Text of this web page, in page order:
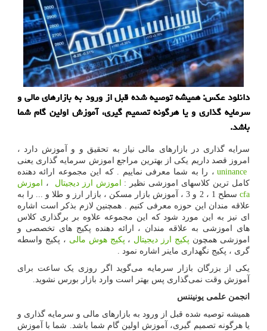
دانلود عكس: همیشه توصیه شده قبل از ورود به بازارهای مالی و
سرمایه گذاری و یا هرگونه تصمیم گیری، آموزش اولین گام شما
باشد.
سرایه گذاری در بازارهای مالی نیاز به تحقیق و و آموزش دارد ،
امروز قصد داریم یکی از بهترین مراجع اموزش سرمایه گذاری یعنی
uninance ، را به شما معرفی نماییم . که این مجموعه ارائه دهنده
کامل ترین کلاسهای اموزشی نظیر :
اموزش ارز دیجیتال ،
اموزش
cfa
سطح 1 ، 2 و 3 ، آموزش بازار مسکن ، بازار ارز و طلا و ... را به
علاقه مندان این حوزه معرفی کنیم . همچنین لازم بذکر است اشاره
ای نیز به این مورد شود که این مجموعه علاوه بر برگذاری کلاس
های اموزشی به علاقه مندان ، ارائه دهنده پکیج های تخصصی و
اموزشی همچون پکیج ارز دیجیتال ، پکیج هوش مالی ، پکیج واسطه
گری ، پکیج نگهداری ماینر اشاره نمود .
یکی از بزرگان بازار سرمایه می‌گوید اگر روزی یک ساعت برای
آموزش وقت نمی‌گذاری پس بهتر است وارد بازار بورس نشوید.
انجمن علمی یونیننس
همیشه توصیه شده قبل از ورود به بازارهای مالی و سرمایه گذاری و
یا هرگونه تصمیم گیری، آموزش اولین گام شما باشد. شما با آموزش